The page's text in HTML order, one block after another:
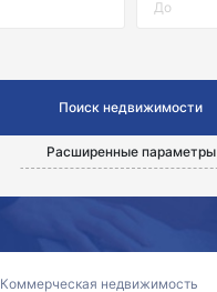
Расширенные параметры
Коммерческая недвижимость